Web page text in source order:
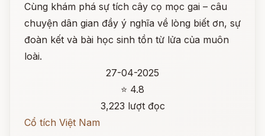
Cùng khám phá sự tích cây cọ mọc gai – câu
chuyện dân gian đầy ý nghĩa về lòng biết ơn, sự
đoàn kết và bài học sinh tồn từ lửa của muôn
loài.
27-04-2025
⭐ 4.8
3,223 lượt đọc
Cổ tích Việt Nam